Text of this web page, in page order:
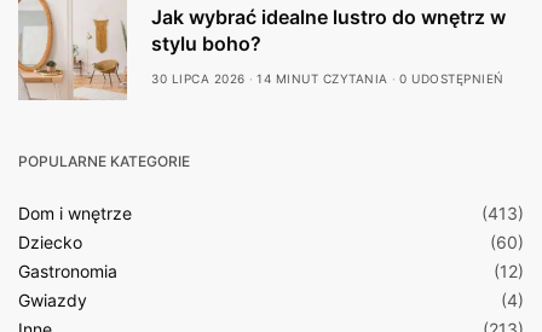
Jak wybrać idealne lustro do wnętrz w
stylu boho?
30 LIPCA 2026 14 MINUT CZYTANIA 0 UDOSTĘPNIEŃ
POPULARNE KATEGORIE
Dom i wnętrze
(413)
Dziecko
(60)
Gastronomia
(12)
Gwiazdy
(4)